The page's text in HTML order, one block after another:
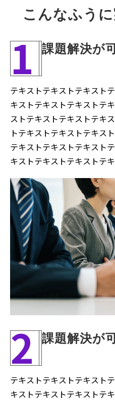
こんなふう
1 課題解決が
テキストテキストテキスト
キストテキストテキストテ
ストテキストテキストテキ
トテキストテキストテキス
テキストテキストテキスト
キストテキストテキストテ
2 課題解決が
テキストテキストテキスト
キストテキストテキストテ